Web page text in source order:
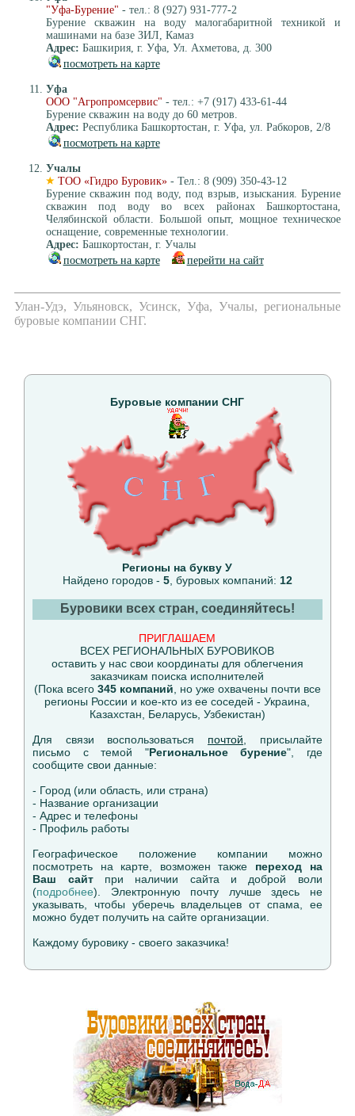
"Уфа-Бурение" - тел.: 8 (927) 931-777-2
Бурение скважин на воду малогабаритной техникой и
машинами на базе ЗИЛ, Камаз
Адрес: Башкирия, г. Уфа, Ул. Ахметова, д. 300
посмотреть на карте
Уфа
ООО "Агропромсервис" - тел.: +7 (917) 433-61-44
Бурение скважин на воду до 60 метров.
Адрес: Республика Башкортостан, г. Уфа, ул. Рабкоров, 2/8
посмотреть на карте
Учалы
ТОО «Гидро Буровик»- Тел.: 8 (909) 350-43-12
Бурение скважин под воду, под взрыв, изыскания. Бурение
скважин под воду во всех районах Башкортостана,
Челябинской области. Большой опыт, мощное техническое
оснащение, современные технологии.
Адрес: Башкортостан, г. Учалы
посмотреть на карте
перейти на сайт
Улан-Удэ, Ульяновск, Усинск, Уфа, Учалы, региональные
буровые компании СНГ.
Буровые компании СНГ
Регионы на букву У
Найдено городов - 5, буровых компаний: 12
Буровики всех стран, соединяйтесь!
ПРИГЛАШАЕМ
ВСЕХ РЕГИОНАЛЬНЫХ БУРОВИКОВ
оставить у нас свои координаты для облегчения
заказчикам поиска исполнителей
(Пока всего 345 компаний, но уже охвачены почти все
регионы России и кое-кто из ее соседей - Украина,
Казахстан, Беларусь, Узбекистан)
Для связи воспользоваться почтой, присылайте
письмо с темой "Региональное бурение", где
сообщите свои данные:
- Город (или область, или страна)
- Название организации
- Адрес и телефоны
- Профиль работы
Географическое положение компании можно
посмотреть на карте, возможен также переход на
Ваш сайтпри наличии сайта и доброй воли
(подробнее). Электронную почту лучше здесь не
указывать, чтобы уберечь владельцев от спама, ее
можно будет получить на сайте организации.
Каждому буровику - своего заказчика!